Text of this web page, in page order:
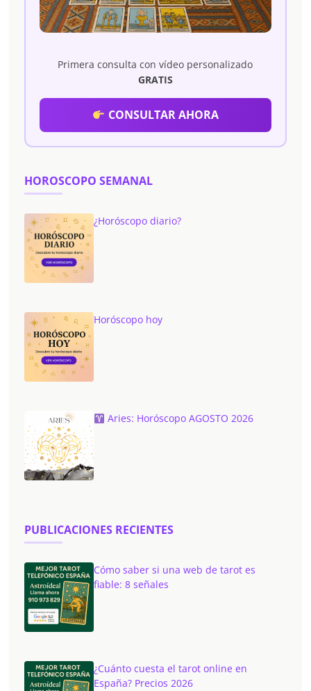
Primera consulta con vídeo personalizado
GRATIS
CONSULTAR AHORA
HOROSCOPO SEMANAL
¿Horóscopo diario?
Horóscopo hoy
Aries: Horóscopo AGOSTO 2026
PUBLICACIONES RECIENTES
Cómo saber si una web de tarot es
fiable: 8 señales
¿Cuánto cuesta el tarot online en
España? Precios 2026